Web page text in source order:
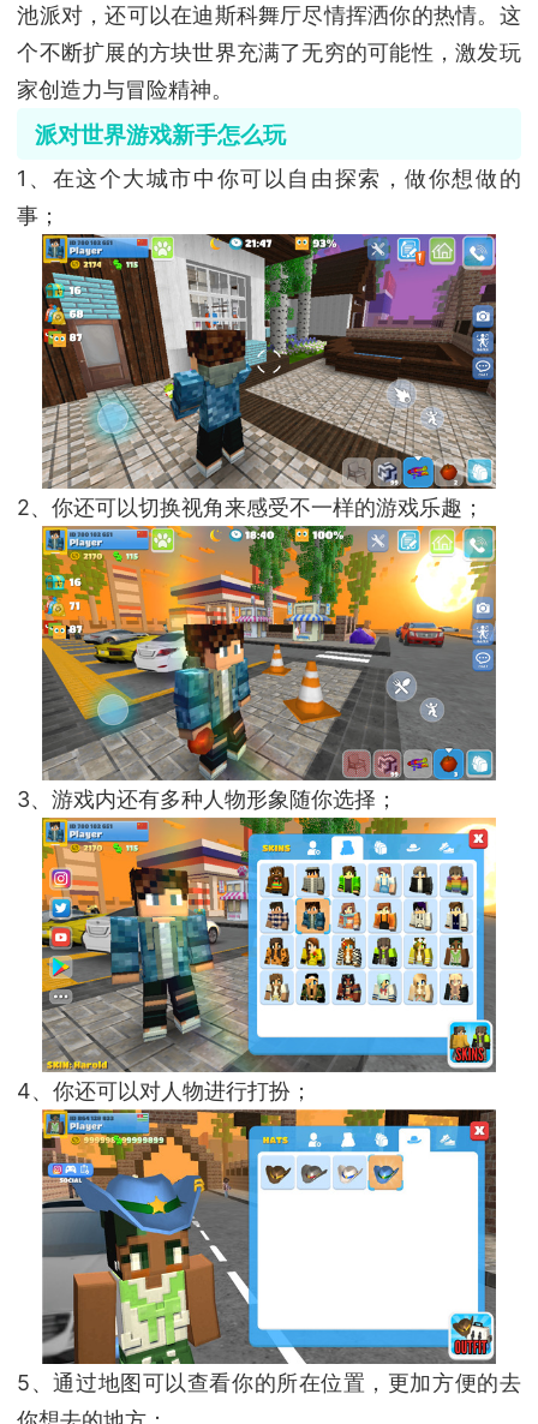
池派对，还可以在迪斯科舞厅尽情挥洒你的热情。这
个不断扩展的方块世界充满了无穷的可能性，激发玩
家创造力与冒险精神。
派对世界游戏新手怎么玩
1、在这个大城市中你可以自由探索，做你想做的
事；
2、你还可以切换视角来感受不一样的游戏乐趣；
3、游戏内还有多种人物形象随你选择；
4、你还可以对人物进行打扮；
5、通过地图可以查看你的所在位置，更加方便的去